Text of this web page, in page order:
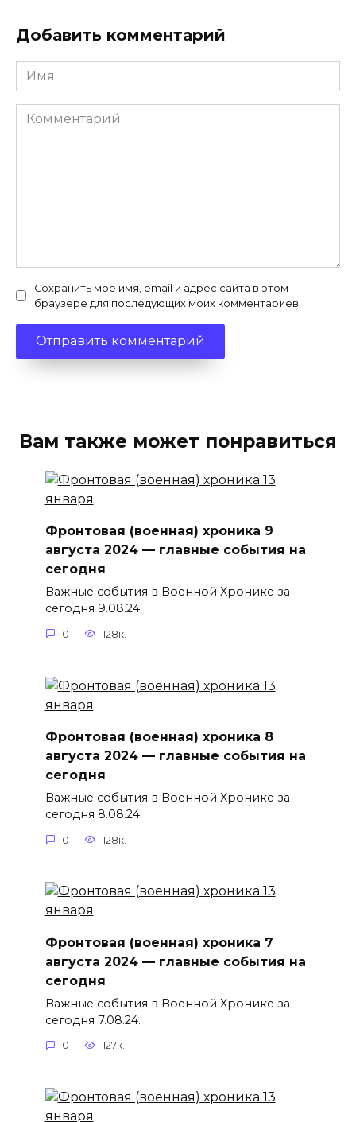
Добавить комментарий
Имя
*
Комментарий
Сохранить моё имя, email и адрес сайта в этом
браузере для последующих моих комментариев.
Вам также может понравиться
Фронтовая (военная) хроника 9
августа 2024 — главные события на
сегодня
Важные события в Военной Хронике за
сегодня 9.08.24.
0 128к.
Фронтовая (военная) хроника 8
августа 2024 — главные события на
сегодня
Важные события в Военной Хронике за
сегодня 8.08.24.
0 128к.
Фронтовая (военная) хроника 7
августа 2024 — главные события на
сегодня
Важные события в Военной Хронике за
сегодня 7.08.24.
0 127к.